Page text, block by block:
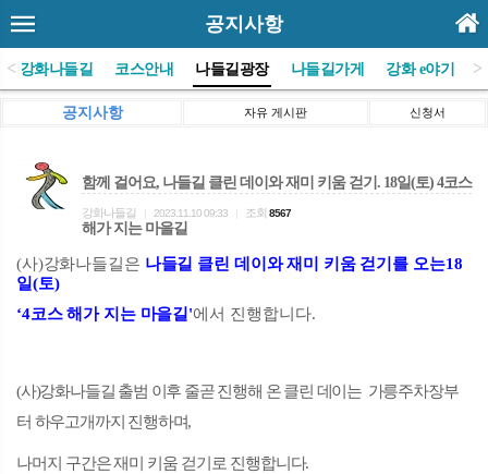
공지사항
<)강화나들길 코스안내 나들길광장 나들길가게 강화 e야기 >
공지사항 자유 게시판 신청서
함께 걸어요, 나들길 클린 데이와 재미 키움 걷기. 18일(토) 4코스
해가 지는 마을길
강화나들길 2023.11.10 09:33 조회 8567
(사)강화나들길은 나들길 클린 데이와 재미 키움 걷기를 오는18
일(토)
‘4코스 해가 지는 마을길'에서 진행합니다.
(사)강화나들길 출범 이후 줄곧 진행해 온 클린 데이는 가릉주차장부
터 하우고개까지 진행하며,
나머지 구간은 재미 키움 걷기로 진행합니다.